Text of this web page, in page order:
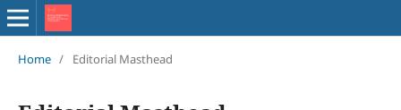
Home / Editorial Masthead